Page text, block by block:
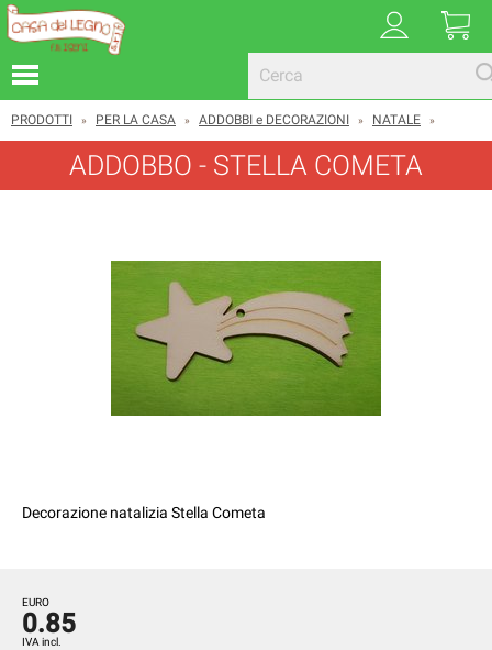
PRODOTTI » PER LA CASA » ADDOBBI e DECORAZIONI » NATALE »
ADDOBBO - STELLA COMETA
Decorazione natalizia Stella Cometa
EURO
0.85
IVA incl.